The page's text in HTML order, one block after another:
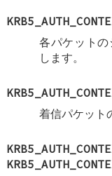
各パケット
します。
着信パケット